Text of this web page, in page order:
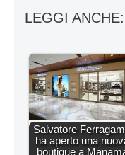
LEGGI ANCHE:
Salvatore
ha aperto una
boutique a